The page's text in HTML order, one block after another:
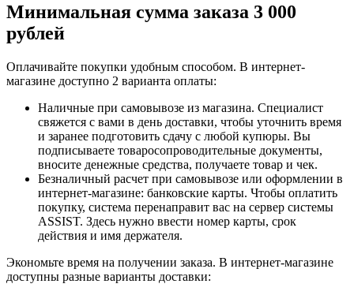
Минимальная сумма заказа 3 000
рублей
Оплачивайте покупки удобным способом. В интернет-
магазине доступно 2 варианта оплаты:
Наличные при самовывозе из магазина. Специалист
свяжется с вами в день доставки, чтобы уточнить время
и заранее подготовить сдачу с любой купюры. Вы
подписываете товаросопроводительные документы,
вносите денежные средства, получаете товар и чек.
Безналичный расчет при самовывозе или оформлении в
интернет-магазине: банковские карты. Чтобы оплатить
покупку, система перенаправит вас на сервер системы
ASSIST. Здесь нужно ввести номер карты, срок
действия и имя держателя.
Экономьте время на получении заказа. В интернет-магазине
доступны разные варианты доставки: